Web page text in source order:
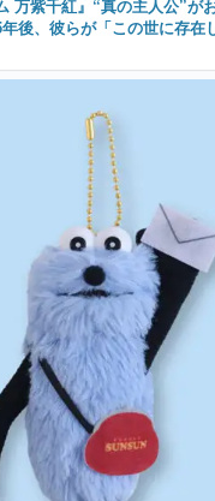
万紫千紅』“真の主人公”が
後、彼らが「この世に存在